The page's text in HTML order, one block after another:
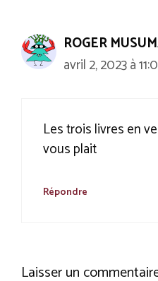
ROGER
avril 2, 2023 à
Les trois livres en
vous plait
Répondre
Laisser un